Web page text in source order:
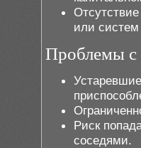
или
Проблемы с
Риск
соседями.